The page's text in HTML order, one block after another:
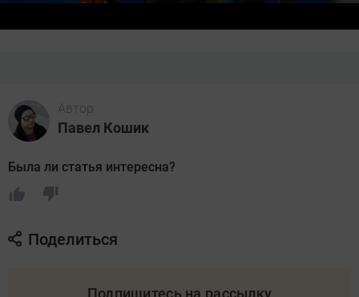
Автор
Павел Кошик
Была ли статья интересна?
Поделиться
Подпишитесь на рассылку